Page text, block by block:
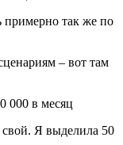
примерно так же по
– вот там
000 в месяц
свой. Я выделила 50